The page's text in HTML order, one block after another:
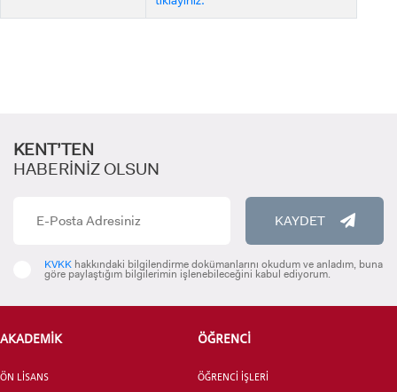
KENT’TEN
HABERİNİZ OLSUN
KAYDET
KVKK hakkındaki bilgilendirme dokümanlarını okudum ve anladım, buna
göre paylaştığım bilgilerimin işlenebileceğini kabul ediyorum.
AKADEMİK
ÖN LİSANS
ÖĞRENCİ
ÖĞRENCİ İŞLERİ